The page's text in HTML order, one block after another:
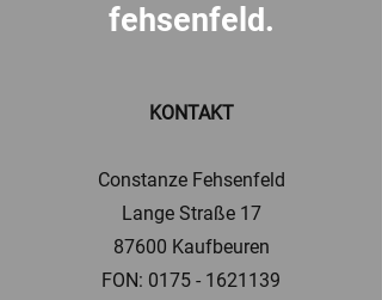
fehsenfeld.
KONTAKT
Constanze Fehsenfeld
Lange Straße 17
87600 Kaufbeuren
FON: 0175 - 1621139